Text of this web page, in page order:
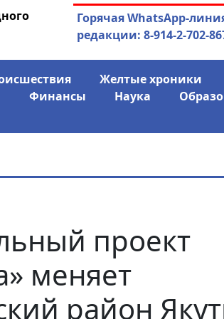
04.08.2026Маринычев у
Горячая WhatsApp-
редакции: 8-914-2-702-
Желтые хроники
Финансы Наука
проект
меняет
район